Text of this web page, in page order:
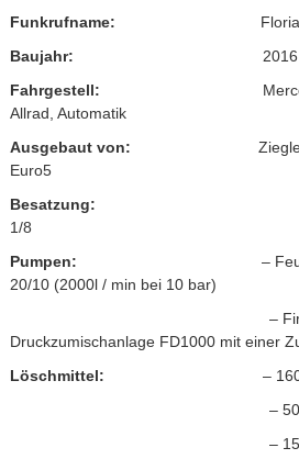
Funkrufname:
Baujahr: 2016
Fahrgestell:
Allrad, Automatik
Ausgebaut von:
Euro5
Besatzung:
1/8
Pumpen: –
20/10 (2000l / min bei 10bar)
–
Druckzumischanlage FD1000 mit einer
Löschmittel:
– 1600l
– 50l F500 im
– 150l